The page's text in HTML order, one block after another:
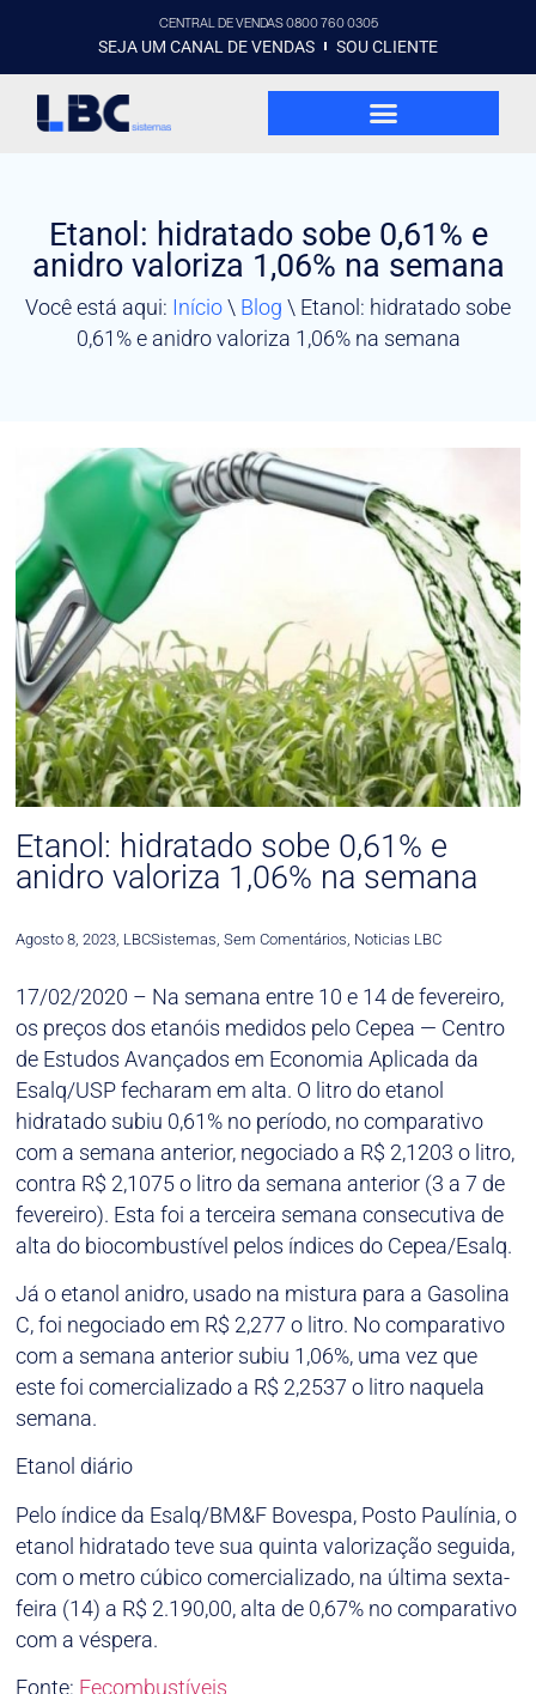
CENTRAL DE VENDAS 0800 760 0305
SEJA UM CANAL DE VENDAS SOU CLIENTE
Etanol: hidratado sobe 0,61% e
anidro valoriza 1,06% na semana
Você está aqui: Início\ Blog \ Etanol: hidratado sobe
0,61% e anidro valoriza 1,06% na semana
Etanol: hidratado sobe 0,61% e
anidro valoriza 1,06% na semana
Agosto 8, 2023, LBCSistemas, Sem Comentários, Noticias LBC
17/02/2020 – Na semana entre 10 e 14 de fevereiro,
os preços dos etanóis medidos pelo Cepea — Centro
de Estudos Avançados em Economia Aplicada da
Esalq/USP fecharam em alta. O litro do etanol
hidratado subiu 0,61% no período, no comparativo
com a semana anterior, negociado a R$ 2,1203 o litro,
contra R$ 2,1075 o litro da semana anterior (3 a 7 de
fevereiro). Esta foi a terceira semana consecutiva de
alta do biocombustível pelos índices do Cepea/Esalq.
Já o etanol anidro, usado na mistura para a Gasolina
C, foi negociado em R$ 2,277 o litro. No comparativo
com a semana anterior subiu 1,06%, uma vez que
este foi comercializado a R$ 2,2537 o litro naquela
semana.
Etanol diário
Pelo índice da Esalq/BM&F Bovespa, Posto Paulínia, o
etanol hidratado teve sua quinta valorização seguida,
com o metro cúbico comercializado, na última sexta-
feira (14) a R$ 2.190,00, alta de 0,67% no comparativo
com a véspera.
Fonte: Fecombustíveis